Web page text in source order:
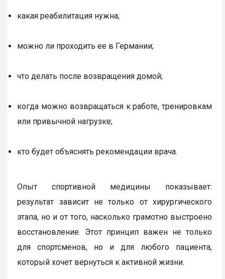
какая реабилитация нужна;
можно ли проходить ее в Германии;
что делать после возвращения домой;
когда можно возвращаться к работе, тренировкам
или привычной нагрузке;
кто будет объяснять рекомендации врача.
Опыт спортивной медицины показывает:
результат зависит не только от хирургического
этапа, но и от того, насколько грамотно выстроено
восстановление. Этот принцип важен не только
для спортсменов, но и для любого пациента,
который хочет вернуться к активной жизни.